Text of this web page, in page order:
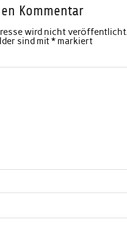
Kommentar
wird nicht veröffentlicht.
sind mit*markiert